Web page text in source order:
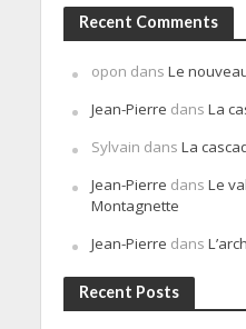
Recent Comments
opon dans Le
Jean-Pierre dans La
Sylvain dans La
Jean-Pierre dans Le
Montagnette
Jean-Pierre dans
Recent Posts